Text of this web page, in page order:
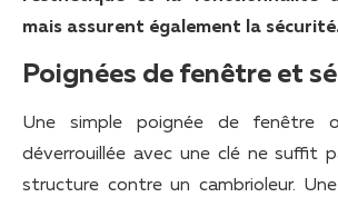
mais assurent également la
Poignées de fenêtre et
Une simple poignée de fenêtre
déverrouillée avec une clé ne suffit
structure contre un cambrioleur.